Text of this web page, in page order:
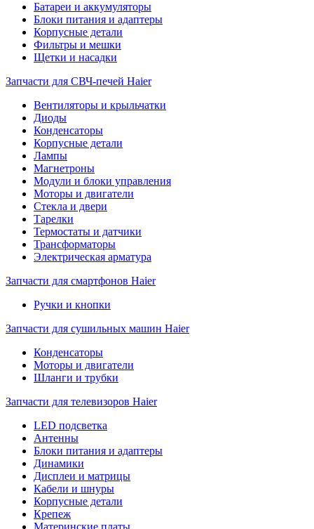
Батареи и аккумуляторы
Блоки питания и адаптеры
Корпусные детали
Фильтры и мешки
Щетки и насадки
Запчасти для СВЧ-печей Haier
Вентиляторы и крыльчатки
Диоды
Конденсаторы
Корпусные детали
Лампы
Магнетроны
Модули и блоки управления
Моторы и двигатели
Стекла и двери
Тарелки
Термостаты и датчики
Трансформаторы
Электрическая арматура
Запчасти для смартфонов Haier
Ручки и кнопки
Запчасти для сушильных машин Haier
Конденсаторы
Моторы и двигатели
Шланги и трубки
Запчасти для телевизоров Haier
LED подсветка
Антенны
Блоки питания и адаптеры
Динамики
Дисплеи и матрицы
Кабели и шнуры
Корпусные детали
Крепеж
Материнские платы